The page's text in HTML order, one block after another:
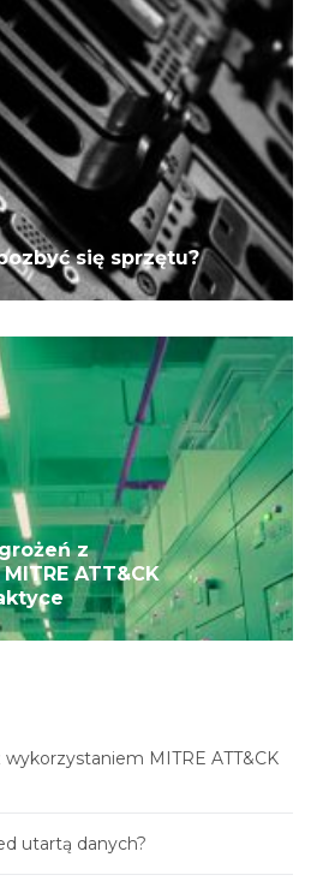
się sprzętu?
z
ATT&CK
MITRE ATT&CK
utartą danych?